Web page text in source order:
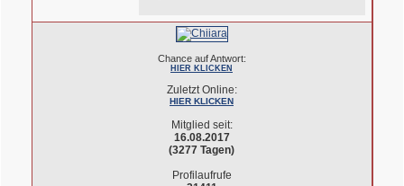
Chance auf Antwort:
HIER KLICKEN
Zuletzt Online:
HIER KLICKEN
Mitglied seit:
16.08.2017
(3277 Tagen)
Profilaufrufe